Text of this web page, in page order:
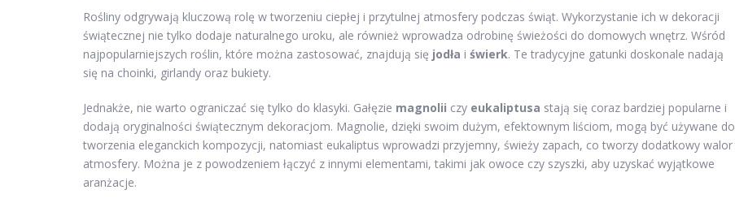
Rośliny odgrywają kluczową rolę w tworzeniu ciepłej i przytulnej atmosfery podczas świąt. Wykorzystanie ich w dekoracji
świątecznej nie tylko dodaje naturalnego uroku, ale również wprowadza odrobinę świeżości do domowych wnętrz. Wśród
najpopularniejszych roślin, które można zastosować, znajdują się jodła i świerk. Te tradycyjne gatunki doskonale nadają
się na choinki, girlandy oraz bukiety.
Jednakże, nie warto ograniczać się tylko do klasyki. Gałęzie magnolii czy eukaliptusa stają się coraz bardziej popularne i
dodają oryginalności świątecznym dekoracjom. Magnolie, dzięki swoim dużym, efektownym liściom, mogą być używane do
tworzenia eleganckich kompozycji, natomiast eukaliptus wprowadzi przyjemny, świeży zapach, co tworzy dodatkowy walor
atmosfery. Można je z powodzeniem łączyć z innymi elementami, takimi jak owoce czy szyszki, aby uzyskać wyjątkowe
aranżacje.